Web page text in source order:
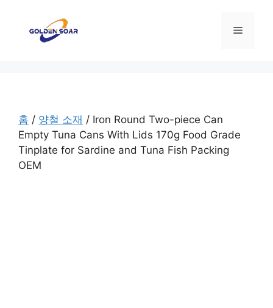
메
홈 / 양철 소재 / Iron Round Two-piece Can
Empty Tuna Cans With Lids 170g Food Grade
Tinplate for Sardine and Tuna Fish Packing
OEM